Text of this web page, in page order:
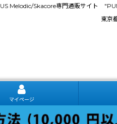
US Melodic/Skacore専門通販サイト
東京
マイページ